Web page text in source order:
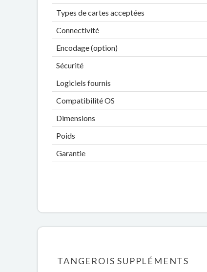
Types de cartes acceptées
Connectivité
Encodage (option)
Sécurité
Logiciels fournis
Compatibilité OS
Dimensions
Poids
Garantie
TANGEROIS SUPPLÉMENTS